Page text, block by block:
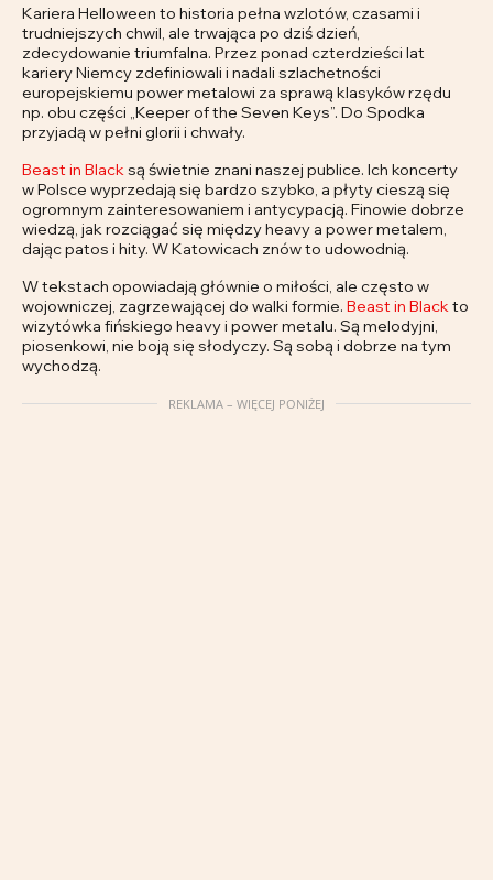
Kariera Helloween to historia pełna wzlotów, czasami i
trudniejszych chwil, ale trwająca po dziś dzień,
zdecydowanie triumfalna. Przez ponad czterdzieści lat
kariery Niemcy zdefiniowali i nadali szlachetności
europejskiemu power metalowi za sprawą klasyków rzędu
np. obu części „Keeper of the Seven Keys”. Do Spodka
przyjadą w pełni glorii i chwały.
Beast in Black są świetnie znani naszej publice. Ich koncerty
w Polsce wyprzedają się bardzo szybko, a płyty cieszą się
ogromnym zainteresowaniem i antycypacją. Finowie dobrze
wiedzą, jak rozciągać się między heavy a power metalem,
dając patos i hity. W Katowicach znów to udowodnią.
W tekstach opowiadają głównie o miłości, ale często w
wojowniczej, zagrzewającej do walki formie. Beast in Black to
wizytówka fińskiego heavy i power metalu. Są melodyjni,
piosenkowi, nie boją się słodyczy. Są sobą i dobrze na tym
wychodzą.
REKLAMA – WIĘCEJ PONIŻEJ